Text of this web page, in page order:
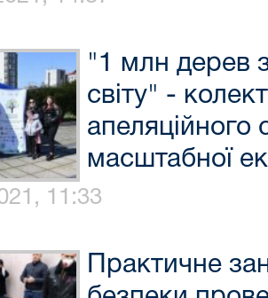
"1 млн дерев
світу" -
апеляційного
масштабної
11:33
Практичне